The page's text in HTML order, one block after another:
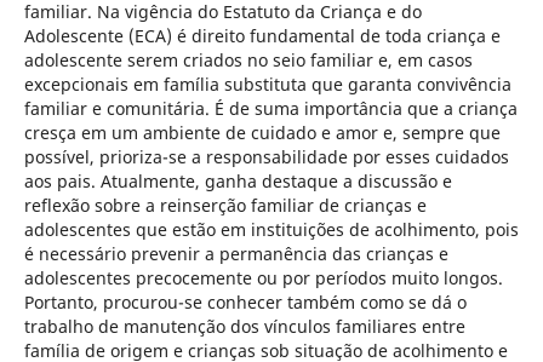
familiar. Na vigência do Estatuto da Criança e do
Adolescente (ECA) é direito fundamental de toda criança e
adolescente serem criados no seio familiar e, em casos
excepcionais em família substituta que garanta convivência
familiar e comunitária. É de suma importância que a criança
cresça em um ambiente de cuidado e amor e, sempre que
possível, prioriza-se a responsabilidade por esses cuidados
aos pais. Atualmente, ganha destaque a discussão e
reflexão sobre a reinserção familiar de crianças e
adolescentes que estão em instituições de acolhimento, pois
é necessário prevenir a permanência das crianças e
adolescentes precocemente ou por períodos muito longos.
Portanto, procurou-se conhecer também como se dá o
trabalho de manutenção dos vínculos familiares entre
família de origem e crianças sob situação de acolhimento e